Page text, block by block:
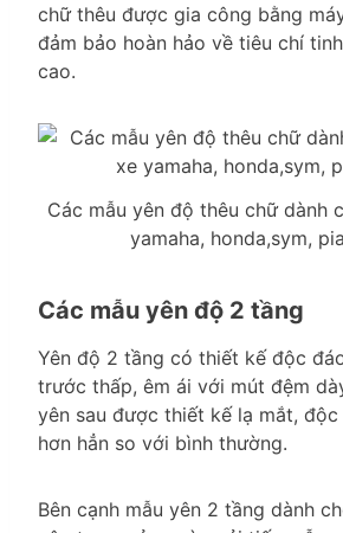
chữ thêu được gia công bằng
đảm bảo hoàn hảo về tiêu chí
cao.
Các mẫu yên độ thêu chữ dành
yamaha, honda,sym,
Các mẫu yên độ 2 tầng
Yên độ 2 tầng có thiết kế độc
trước thấp, êm ái với mút đệm
yên sau được thiết kế lạ mắt,
hơn hẳn so với bình thường.
Bên cạnh mẫu yên 2 tầng dành